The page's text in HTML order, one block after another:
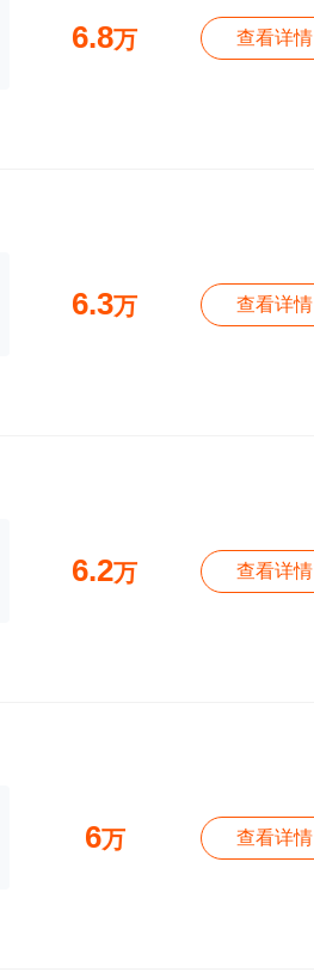
6.8万 查看详情
6.3万 查看详情
6.2万 查看详情
6万 查看详情